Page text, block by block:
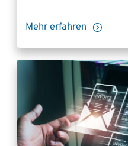
Mehr erfahren